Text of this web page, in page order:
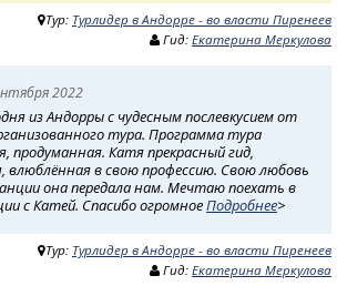
Тур: Турлидер в Андорре - во власти Пиренеев
Гид: Екатерина Меркулова
2022
из Андорры с чудесным послевкусием от
тура. Программа тура
продуманная. Катя прекрасный гид,
влюблённая в свою профессию. Свою любовь
она передала нам. Мечтаю поехать в
с Катей. Спасибо огромноеПодробнее>
Тур: Турлидер в Андорре - во власти Пиренеев
Гид: Екатерина Меркулова